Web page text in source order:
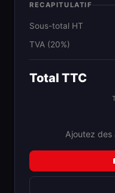
RECAPITULATIF
Sous-total HT
TVA (20%)
Total TTC
Ajoutez des